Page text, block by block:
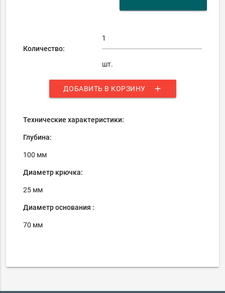
Количество:
шт.
ДОБАВИТЬ В КОРЗИНУ add
Технические характеристики:
Глубина:
100 мм
Диаметр крючка:
25 мм
Диаметр основания :
70 мм